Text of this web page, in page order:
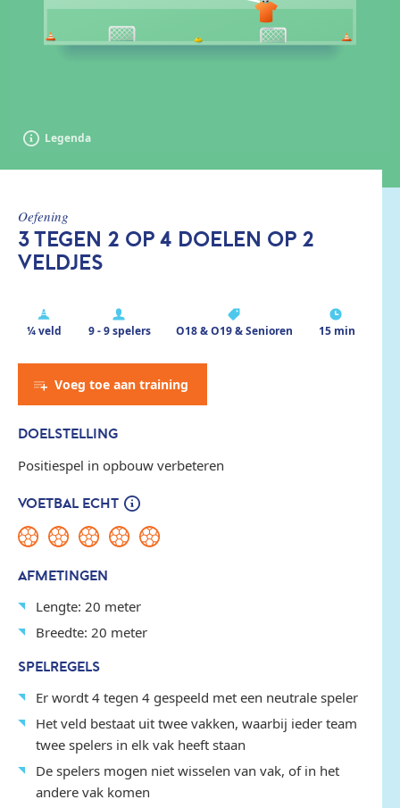
oefening
3 TEGEN 2 OP 4 DOELEN OP 2
VELDJES
¼ veld 9 - 9 spelers O18 & O19 & Senioren 15 min
Voeg toe aan training
DOELSTELLING
Positiespel in opbouw verbeteren
VOETBAL ECHT
AFMETINGEN
Lengte: 20 meter
Breedte: 20 meter
SPELREGELS
Er wordt 4 tegen 4 gespeeld met een neutrale speler
Het veld bestaat uit twee vakken, waarbij ieder team
twee spelers in elk vak heeft staan
De spelers mogen niet wisselen van vak, of in het
andere vak komen
Legenda